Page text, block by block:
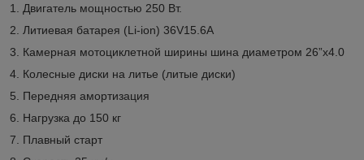
1. Двигатель мощностью 250 Вт.
2. Литиевая батарея (Li-ion) 36V15.6A
3.
Камерная мотоциклетной ширины шина диаметром 26”х4.0
4. Колесные диски на литье (литые диски)
5. Передняя амортизация
6. Нагрузка до 150 кг
7. Плавный старт